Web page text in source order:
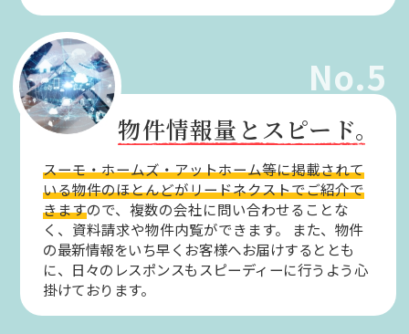
No.5
物件情報量とスピード。
スーモ・ホームズ・アットホーム等に掲載されて
いる物件のほとんどがリードネクストでご紹介で
きますので、複数の会社に問い合わせることな
く、資料請求や物件内覧ができます。
また、物件
の最新情報をいち早くお客様へお届けするととも
に、日々のレスポンスもスピーディーに行うよう心
掛けております。